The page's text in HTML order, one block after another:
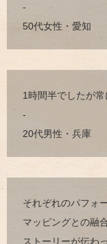
-
50代女性・愛知
1時間半でしたが
-
20代男性・兵庫
それぞれのパフォ
マッピングとの融
ストーリーが伝わ